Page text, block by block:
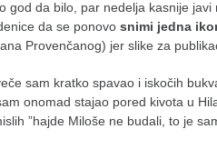
god da bilo, par nedelja kasnije
da se ponovo snimi jedna
Provenčanog) jer slike za
sam kratko spavao i iskočih
onomad stajao pored kivota u
”hajde Miloše ne budali, to je